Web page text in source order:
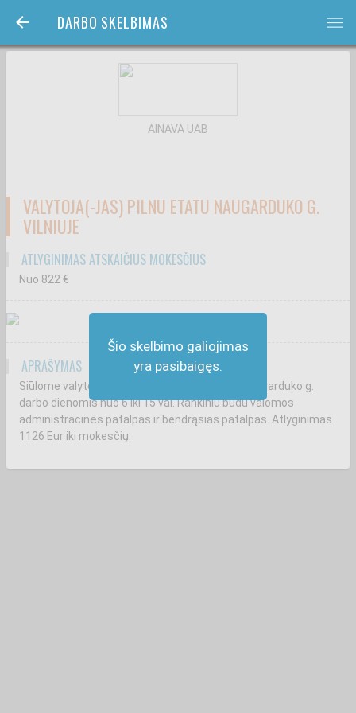
DARBO SKELBIMAS bars
Šio skelbimo galiojimas
yra pasibaigęs.
AINAVA UAB
VALYTOJA(-JAS) PILNU ETATU NAUGARDUKO G.
VILNIUJE
ATLYGINIMAS ATSKAIČIUS MOKESČIUS
Nuo 822 €
APRAŠYMAS
Siūlome valytojos(-jo) darbą Naujamiestyje, Naugarduko g.
darbo dienomis nuo 6 iki 15 val. Rankiniu būdu valomos
administracinės patalpas ir bendrąsias patalpas. Atlyginimas
1126 Eur iki mokesčių.